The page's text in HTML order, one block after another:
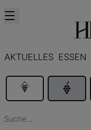
AKTUELLES ESSEN